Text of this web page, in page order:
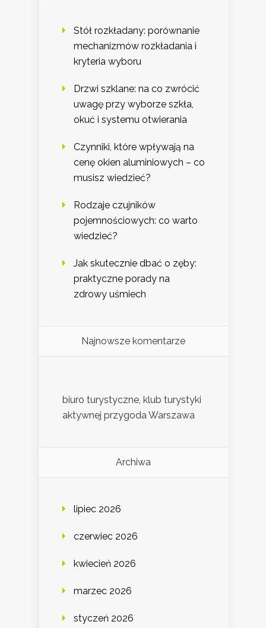
Stół rozkładany: porównanie
mechanizmów rozkładania i
kryteria wyboru
Drzwi szklane: na co zwrócić
uwagę przy wyborze szkła,
okuć i systemu otwierania
Czynniki, które wpływają na
cenę okien aluminiowych – co
musisz wiedzieć?
Rodzaje czujników
pojemnościowych: co warto
wiedzieć?
Jak skutecznie dbać o zęby:
praktyczne porady na
zdrowy uśmiech
Najnowsze komentarze
biuro turystyczne, klub turystyki
aktywnej przygoda Warszawa
Archiwa
lipiec 2026
czerwiec 2026
kwiecień 2026
marzec 2026
styczeń 2026